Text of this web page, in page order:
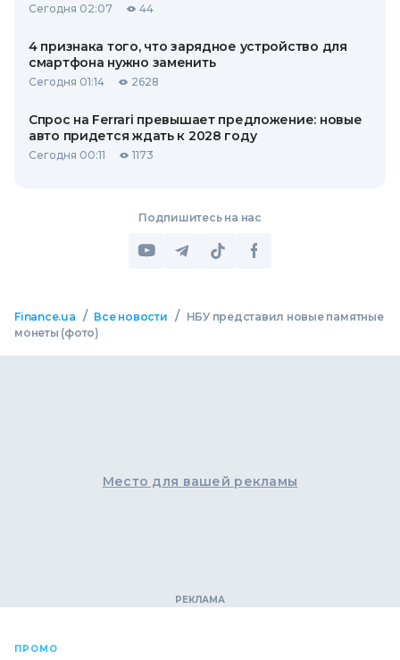
Сегодня 02:07 44
4 признака того, что зарядное устройство для
смартфона нужно заменить
Сегодня 01:14 2628
Спрос на Ferrari превышает предложение: новые
авто придется ждать к 2028 году
Сегодня 00:11 1173
Подпишитесь на нас
Finance.ua / Все новости /
НБУ представил новые памятные
монеты (фото)
Место для вашей рекламы
ПРОМО